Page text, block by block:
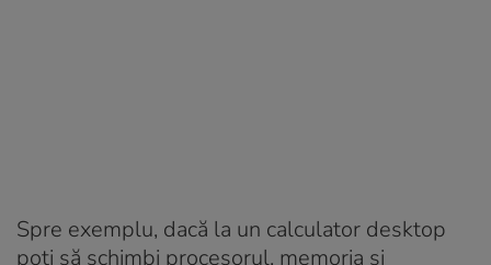
Spre exemplu, dacă la un calculator desktop
poți să schimbi procesorul, memoria și